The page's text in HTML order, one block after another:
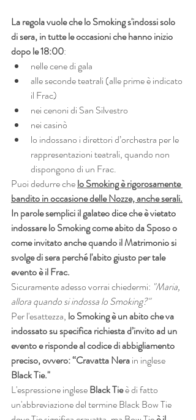
La regola vuole che lo Smoking s'indossi solo
di sera, in tutte le occasioni che hanno inizio
dopo le 18:00:
nelle cene di gala
alle seconde teatrali (alle prime è indicato
il Frac)
nei cenoni di San Silvestro
nei casinò
lo indossano i direttori d’orchestra per le
rappresentazioni teatrali, quando non
dispongono di un Frac.
Puoi dedurre che lo Smoking è rigorosamente
bandito in occasione delle Nozze, anche serali.
In parole semplici il galateo dice che è vietato
indossare lo Smoking come abito da Sposo o
come invitato anche quando il Matrimonio si
svolge di sera perché l'abito giusto per tale
evento è il Frac.
Sicuramente adesso vorrai chiedermi: "Maria,
allora quando si indossa lo Smoking?"
Per l'esattezza, lo Smoking è un abito che va
indossato su specifica richiesta d’invito ad un
evento e risponde al codice di abbigliamento
preciso, ovvero: “Cravatta Nera in inglese
Black Tie."
L'espressione inglese Black Tie è di fatto
un'abbreviazione del termine Black Bow Tie